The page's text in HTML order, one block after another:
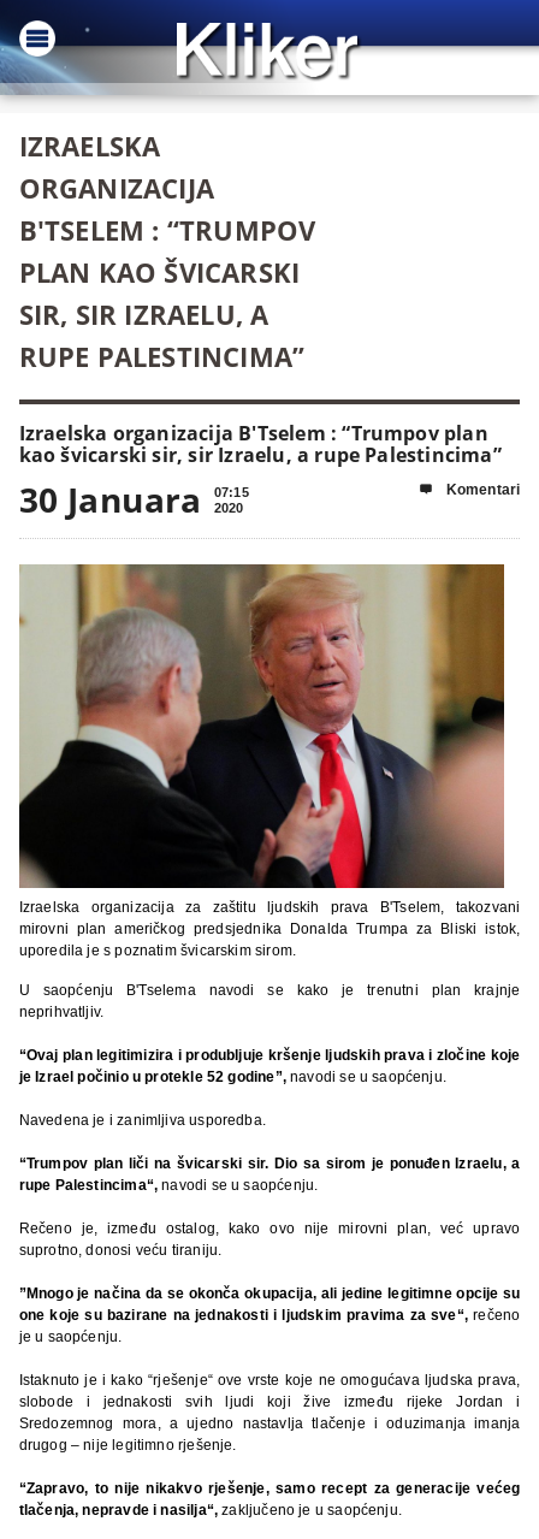
IZRAELSKA
ORGANIZACIJA
B'TSELEM : “TRUMPOV
PLAN KAO ŠVICARSKI
SIR, SIR IZRAELU, A
RUPE PALESTINCIMA”
Izraelska organizacija B'Tselem : “Trumpov plan
kao švicarski sir, sir Izraelu, a rupe Palestincima”
30 Januara
07:15
2020
 Komentari
Izraelska organizacija za zaštitu ljudskih prava B'Tselem, takozvani
mirovni plan američkog predsjednika Donalda Trumpa za Bliski istok,
uporedila je s poznatim švicarskim sirom.
U saopćenju B'Tselema navodi se kako je trenutni plan krajnje
neprihvatljiv.
“Ovaj plan legitimizira i produbljuje kršenje ljudskih prava i zločine koje
je Izrael počinio u protekle 52 godine”,navodi se u saopćenju.
Navedena je i zanimljiva usporedba.
“Trumpov plan liči na švicarski sir. Dio sa sirom je ponuđen Izraelu, a
rupe Palestincima“, navodi se u saopćenju.
Rečeno je, između ostalog, kako ovo nije mirovni plan, već upravo
suprotno, donosi veću tiraniju.
”Mnogo je načina da se okonča okupacija, ali jedine legitimne opcije su
one koje su bazirane na jednakosti i ljudskim pravima za sve“, rečeno
je u saopćenju.
Istaknuto je i kako “rješenje“ ove vrste koje ne omogućava ljudska prava,
slobode i jednakosti svih ljudi koji žive između rijeke Jordan i
Sredozemnog mora, a ujedno nastavlja tlačenje i oduzimanja imanja
drugog – nije legitimno rješenje.
“Zapravo, to nije nikakvo rješenje, samo recept za generacije većeg
tlačenja, nepravde i nasilja“, zaključeno je u saopćenju.